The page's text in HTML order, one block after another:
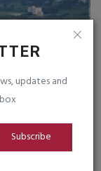
updates and
Subscribe